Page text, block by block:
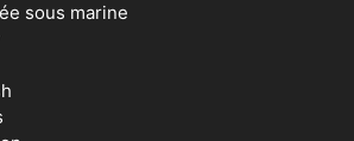
sous marine